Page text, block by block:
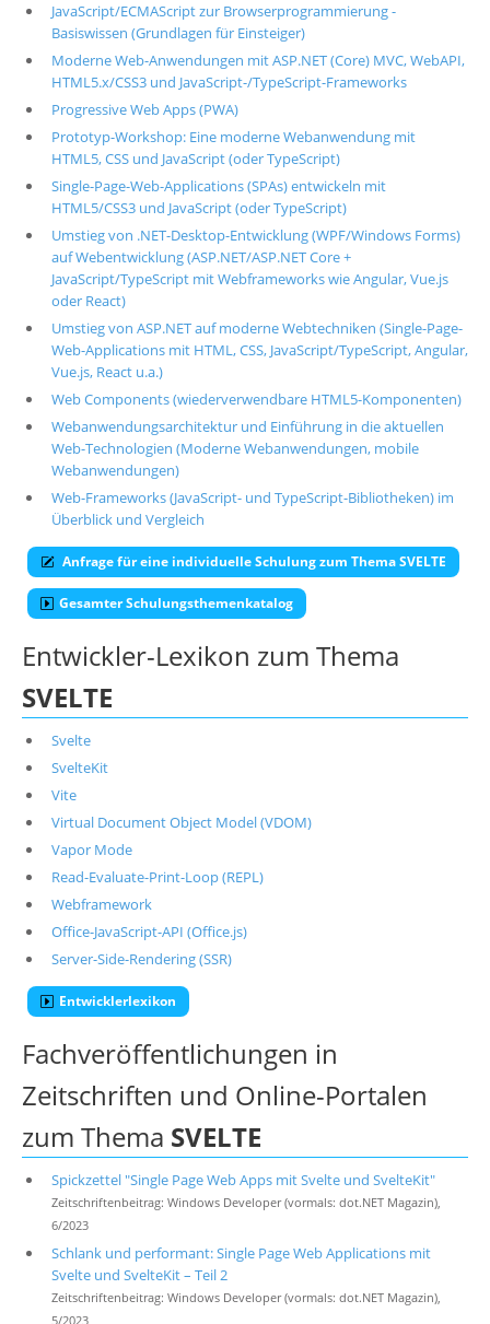
JavaScript/ECMAScript zur Browserprogrammierung -
Basiswissen (Grundlagen für Einsteiger)
Moderne Web-Anwendungen mit ASP.NET (Core) MVC, WebAPI,
HTML5.x/CSS3 und JavaScript-/TypeScript-Frameworks
Progressive Web Apps (PWA)
Prototyp-Workshop: Eine moderne Webanwendung mit
HTML5, CSS und JavaScript (oder TypeScript)
Single-Page-Web-Applications (SPAs) entwickeln mit
HTML5/CSS3 und JavaScript (oder TypeScript)
Umstieg von .NET-Desktop-Entwicklung (WPF/Windows Forms)
auf Webentwicklung (ASP.NET/ASP.NET Core +
JavaScript/TypeScript mit Webframeworks wie Angular, Vue.js
oder React)
Umstieg von ASP.NET auf moderne Webtechniken (Single-Page-
Web-Applications mit HTML, CSS, JavaScript/TypeScript, Angular,
Vue.js, React u.a.)
Web Components (wiederverwendbare HTML5-Komponenten)
Webanwendungsarchitektur und Einführung in die aktuellen
Web-Technologien (Moderne Webanwendungen, mobile
Webanwendungen)
Web-Frameworks (JavaScript- und TypeScript-Bibliotheken) im
Überblick und Vergleich
Anfrage für eine individuelle Schulung zum Thema SVELTE
Gesamter Schulungsthemenkatalog
Entwickler-Lexikon zum Thema
SVELTE
Svelte
SvelteKit
Vite
Virtual Document Object Model (VDOM)
Vapor Mode
Read-Evaluate-Print-Loop (REPL)
Webframework
Office-JavaScript-API (Office.js)
Server-Side-Rendering (SSR)
Entwicklerlexikon
Fachveröffentlichungen in
Zeitschriften und Online-Portalen
zum Thema SVELTE
Spickzettel "Single Page Web Apps mit Svelte und SvelteKit"
Zeitschriftenbeitrag: Windows Developer (vormals: dot.NET Magazin),
6/2023
Schlank und performant: Single Page Web Applications mit
Svelte und SvelteKit – Teil 2
Zeitschriftenbeitrag: Windows Developer (vormals: dot.NET Magazin),
5/2023